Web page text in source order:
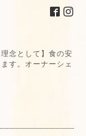
念として】食の安
す。オーナーシェ